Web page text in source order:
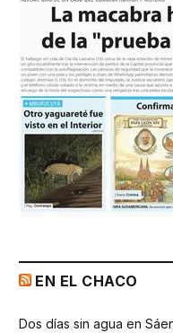
EN EL CHACO
Dos días sin agua en